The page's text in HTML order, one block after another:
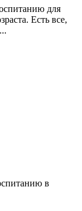
для
Есть все,
в